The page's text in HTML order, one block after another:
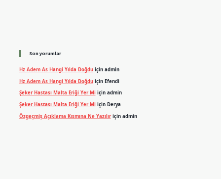
Son yorumlar
Hz Adem As Hangi Yılda Doğduiçin admin
Hz Adem As Hangi Yılda Doğduiçin Efendi
Şeker Hastası Malta Eriği Yer Miiçin admin
Şeker Hastası Malta Eriği Yer Miiçin Derya
Özgeçmiş Açıklama Kısmına Ne Yazılıriçin admin